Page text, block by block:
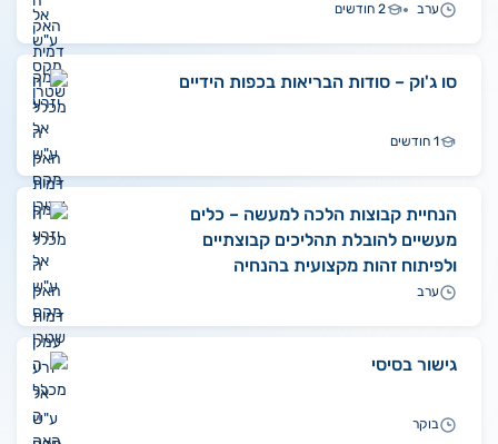
ערב 2 חודשים
סו ג'וק – סודות הבריאות בכפות הידיים
1 חודשים
הנחיית קבוצות הלכה למעשה – כלים
מעשיים להובלת תהליכים קבוצתיים
ולפיתוח זהות מקצועית בהנחיה
ערב
גישור בסיסי
בוקר